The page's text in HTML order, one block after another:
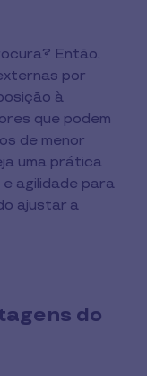
Então,
por
à
que podem
de menor
uma prática
agilidade para
ajustar a
do